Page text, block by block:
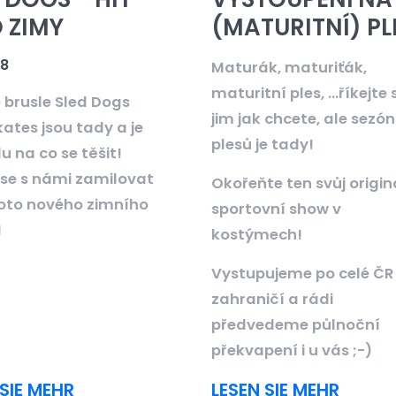
ZIMY
brusle Sled Dogs
jsou tady a je
na co se těšit!
s námi zamilovat
nového zimního
MEHR
(MATURITNÍ)
Maturák, maturiťák,
maturitní ples, ...říkejte
jim jak chcete, ale
plesů je tady!
Okořeňte ten svůj
sportovní show v
kostýmech!
Vystupujeme po celé ČR
zahraničí a rádi
předvedeme půlnoční
překvapení i u vás ;-)
LESEN SIE MEHR